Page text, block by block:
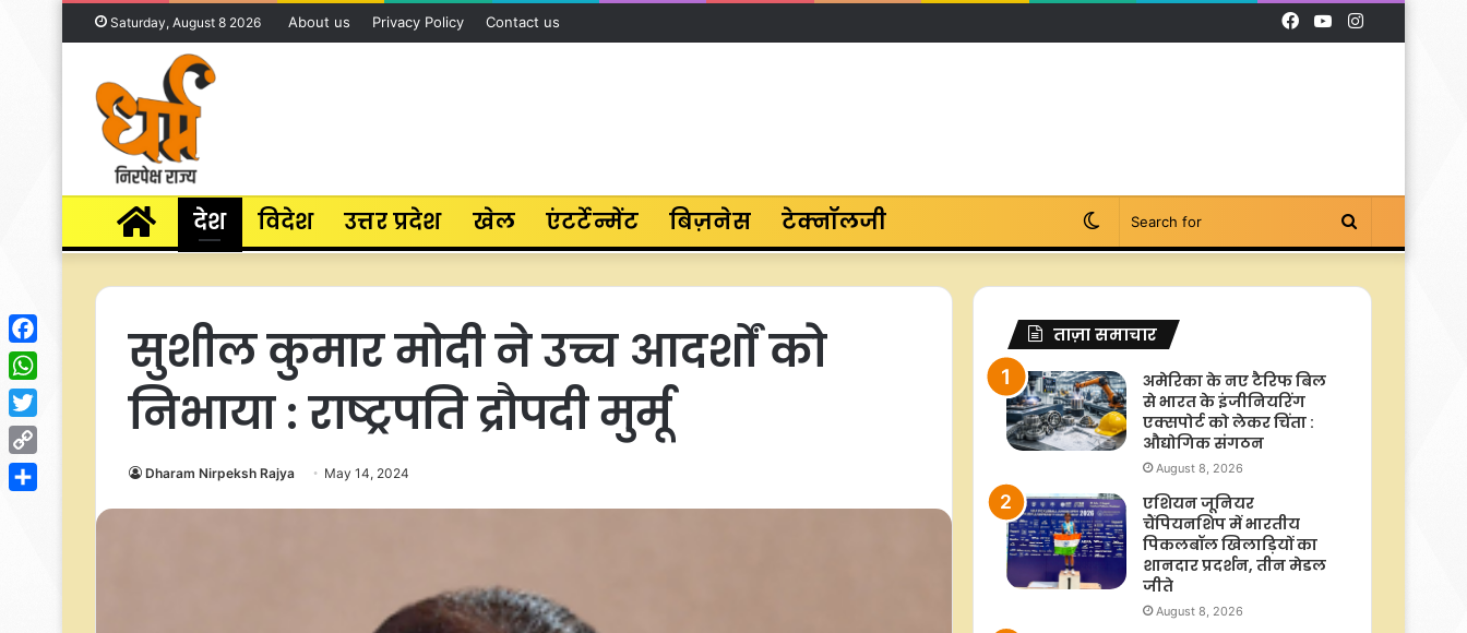
Saturday, August 8 2026 About us Privacy Policy Contact us Instagram
YouTube
Facebook
Home
देश विदेश उत्तर प्रदेश खेल एंटर्टेन्मेंट बिज़नेस टेक्नॉलजी Search
Switch
सुशील कुमार मोदी ने उच्च आदर्शों को
निभाया : राष्‍ट्रपति द्रौपदी मुर्मू
Dharam Nirpeksh Rajya May 14, 2024
ताज़ा समाचार
अमेरिका के नए टैरिफ बिल
से भारत के इंजीनियरिंग
एक्सपोर्ट को लेकर चिंता :
औद्योगिक संगठन
August 8, 2026
एशियन जूनियर
चैंपियनशिप में भारतीय
पिकलबॉल खिलाड़ियों का
शानदार प्रदर्शन, तीन मेडल
जीते
August 8, 2026
Facebook
WhatsApp
Twitter
Copy
Link